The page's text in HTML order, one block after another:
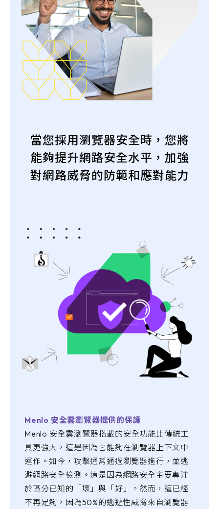
當您採用瀏覽器安全時，您將
能夠提升網路安全水平，加強
對網路威脅的防範和應對能力
Menlo 安全雲瀏覽器提供的保護
Menlo 安全雲瀏覽器搭載的安全功能比傳統工
具更強大，這是因為它能夠在瀏覽器上下文中
運作。如今，攻擊通常通過瀏覽器進行，並逃
避網路安全檢測。這是因為網路安全主要專注
於區分已知的「壞」與「好」。然而，這已經
不再足夠，因為50%的逃避性威脅來自瀏覽器